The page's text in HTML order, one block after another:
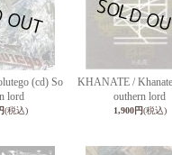
(cd) So
lord
(税込)
KHANATE /
outhern lord
1,900円(税込)